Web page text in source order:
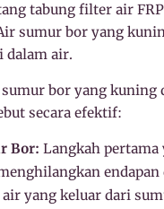
tabung filter air
sumur bor yang
dalam air.
bor yang
secara efektif:
Bor: Langkah
yang keluar dari